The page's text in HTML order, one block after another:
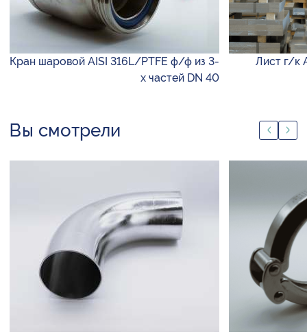
Кран шаровой AISI 316L/PTFE ф/ф из 3-
х частей DN 40
Лист г/к
Вы смотрели